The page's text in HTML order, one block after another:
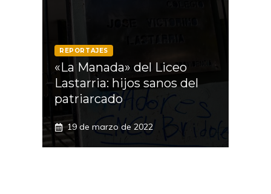
REPORTAJES
«La Manada» del Liceo
Lastarria: hijos sanos del
patriarcado
19 de marzo de 2022